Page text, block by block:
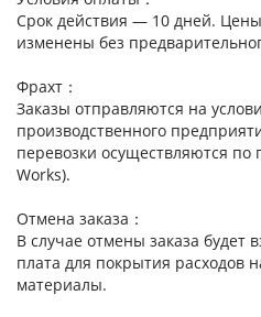
Срок действия — 10 дней. Цены
изменены без
Фрахт：
Заказы отправляются на
производственного
перевозки осуществляются
Works).
Отмена заказа：
В случае отмены заказа будет
плата для покрытия расходов
материалы.